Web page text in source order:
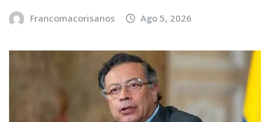
Francomacorisanos Ago 5, 2026